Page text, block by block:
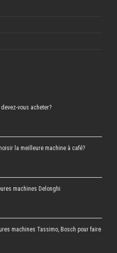
vous acheter?
la meilleure machine à café?
machines Delonghi
machines Tassimo, Bosch pour faire